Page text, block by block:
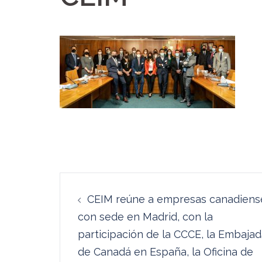
de
entradas
CEIM reúne a empresas
con sede en Madrid, con la
participación de la CCCE, la
de Canadá en España, la Oficina de